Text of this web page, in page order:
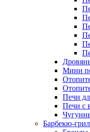
Мини
Печи
Печи с
Барбекю-